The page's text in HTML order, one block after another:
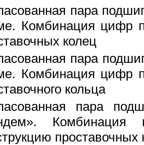
пара
Комбинация цифр
колец
пара
Комбинация цифр
кольца
пара
проставочных